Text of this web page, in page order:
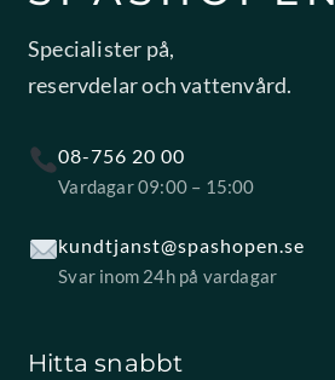
Specialister på,
reservdelar och vattenvård.
08-756 20 00
Vardagar 09:00 – 15:00
kundtjanst@spashopen.se
Svar inom 24h på vardagar
Hitta snabbt